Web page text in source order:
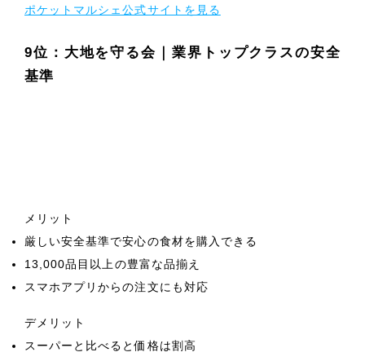
ポケットマルシェ公式サイトを見る
9位：大地を守る会｜業界トップクラスの安全
基準
メリット
厳しい安全基準で安心の食材を購入できる
13,000品目以上の豊富な品揃え
スマホアプリからの注文にも対応
デメリット
スーパーと比べると価格は割高